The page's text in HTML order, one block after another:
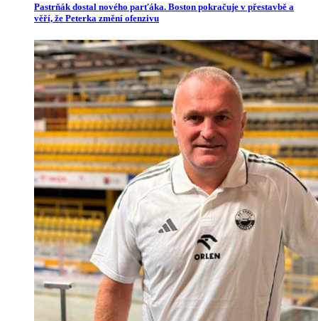
Pastrňák dostal nového parťáka. Boston pokračuje v přestavbě a
věří, že Peterka změní ofenzivu